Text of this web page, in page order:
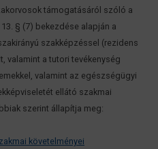
támogatásáról szóló a
§ (7) bekezdése alapján a
szakképzéssel (rezidens
valamint a tutori tevékenység
valamint az egészségügyi
ellátó szakmai
szerint állapítja meg:
követelményei